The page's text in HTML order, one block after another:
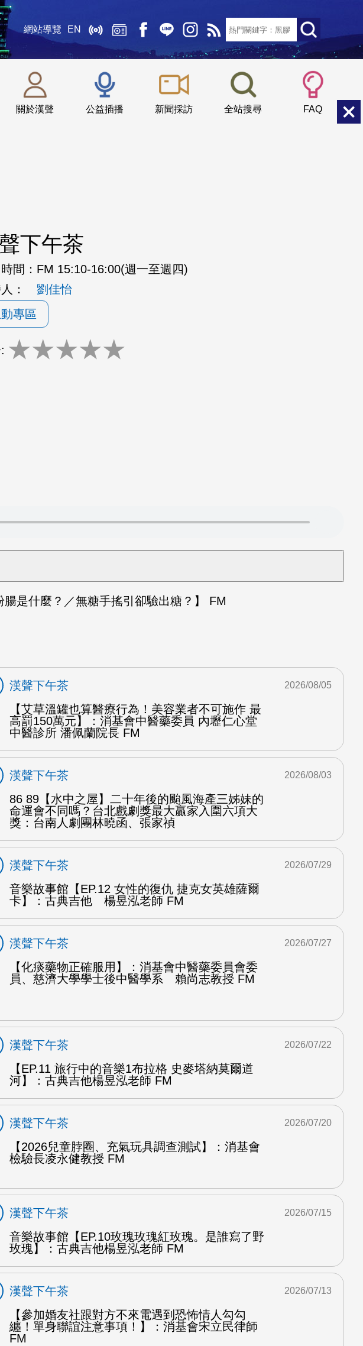
網站導覽 EN
關於漢聲 公益插播 新聞採訪 全站搜尋 FAQ
小 中
下午茶
間： FM 15:10-16:00(週一至週四)
：
劉佳怡
專區
★★★★★
是什麼？／無糖手搖引卻驗出糖？】 FM
漢聲下午茶
【艾草溫罐也算醫療行為！美容業者不可施作 最
高罰150萬元】：消基會中醫藥委員 內壢仁心堂
中醫診所 潘佩蘭院長 FM
2026/08/05
漢聲下午茶
86 89【水中之屋】二十年後的颱風海產三姊妹的
命運會不同嗎？台北戲劇獎最大贏家入圍六項大
獎：台南人劇團林曉函、張家禎
2026/08/03
漢聲下午茶
音樂故事館【EP.12 女性的復仇 捷克女英雄薩爾
卡】：古典吉他 楊昱泓老師 FM
2026/07/29
漢聲下午茶
【化痰藥物正確服用】：消基會中醫藥委員會委
員、慈濟大學學士後中醫學系 賴尚志教授 FM
2026/07/27
漢聲下午茶
【EP.11 旅行中的音樂1布拉格 史麥塔納莫爾道
河】：古典吉他楊昱泓老師 FM
2026/07/22
漢聲下午茶
【2026兒童脖圈、充氣玩具調查測試】：消基會
檢驗長凌永健教授 FM
2026/07/20
漢聲下午茶
音樂故事館【EP.10玫瑰玫瑰紅玫瑰。是誰寫了野
玫瑰】：古典吉他楊昱泓老師 FM
2026/07/15
漢聲下午茶
【參加婚友社跟對方不來電遇到恐怖情人勾勾
纏！單身聯誼注意事項！】：消基會宋立民律師
FM
2026/07/13